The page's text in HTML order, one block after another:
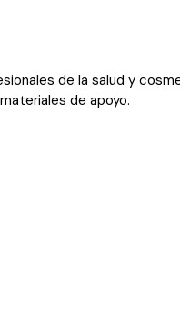
de la salud y
de apoyo.